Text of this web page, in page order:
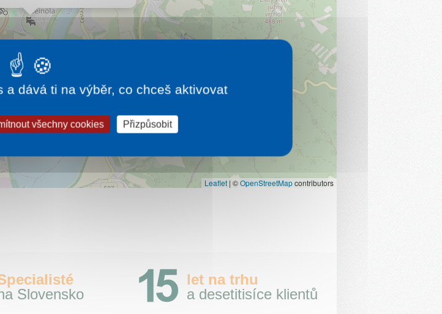
Leaflet | ©OpenStreetMapcontributors
Slovensko
let na trhu
a desetitisíce klientů
a dává ti na výběr, co chceš aktivovat
všechny cookies Přizpůsobit